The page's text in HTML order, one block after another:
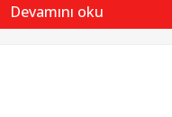
Devamını oku